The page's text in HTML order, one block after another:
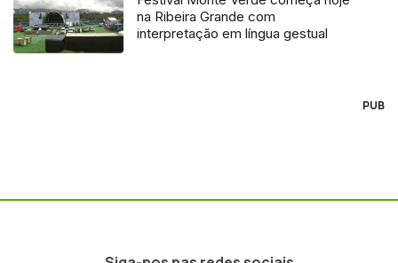
na Ribeira Grande com
interpretação em língua gestual
PUB